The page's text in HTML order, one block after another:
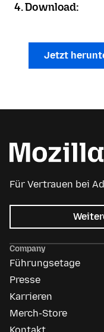
4. Download:
Jetzt
Für Vertrauen bei
Company
Führungsetage
Presse
Karrieren
Merch-Store